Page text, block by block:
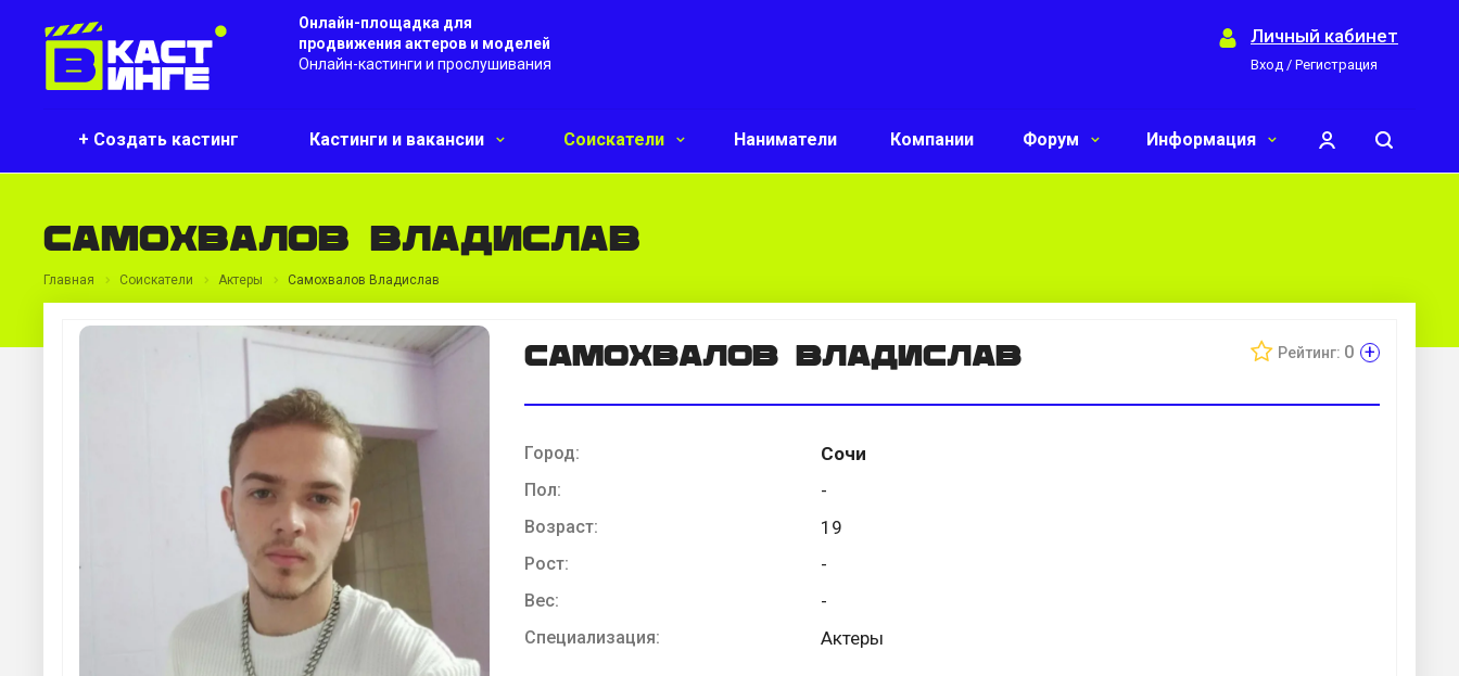
Онлайн-площадка для
продвижения актеров и моделей
Онлайн-кастинги и прослушивания
Личный кабинет
Вход / Регистрация
+ Создать кастинг Кастинги и вакансии Соискатели Наниматели Компании Форум Информация
Самохвалов Владислав
Главная Соискатели Актеры Самохвалов Владислав
Самохвалов Владислав Рейтинг: 0 +
Город: Сочи
Пол: -
Возраст: 19
Рост: -
Вес: -
Специализация: Актеры